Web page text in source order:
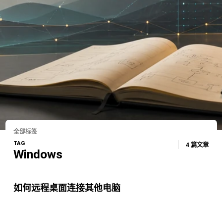
全部标签
TAG
Windows
4 篇文章
如何远程桌面连接其他电脑